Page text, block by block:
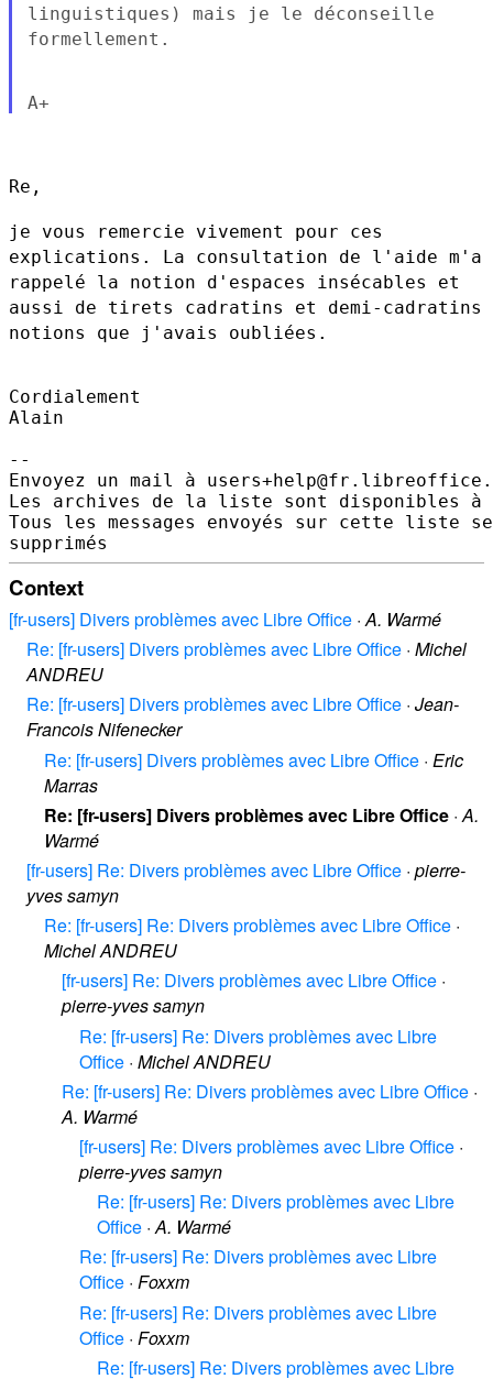
linguistiques) mais je le déconseille
formellement.
Re,
je vous remercie vivement pour ces
explications. La consultation de l'aide m'a
rappelé la notion d'espaces insécables et
aussi de tirets cadratins et demi-cadratins
notions que j'avais oubliées.
Cordialement
Alain
--
Envoyez un mail à
Les archives de la liste sont disponibles à
Tous les messages envoyés sur cette liste
Context
[fr-users] Divers problèmes avec Libre Office ·A. Warmé
Re: [fr-users] Divers problèmes avec Libre Office · Michel
ANDREU
Re: [fr-users] Divers problèmes avec Libre Office · Jean-
Francois Nifenecker
Re: [fr-users] Divers problèmes avec Libre Office · Eric
Marras
Re: [fr-users] Divers problèmes avec Libre Office ·A.
Warmé
[fr-users] Re: Divers problèmes avec Libre Office · pierre-
yves samyn
Re: [fr-users] Re: Divers problèmes avec Libre Office ·
Michel ANDREU
[fr-users] Re: Divers problèmes avec Libre Office ·
pierre-yves samyn
Re: [fr-users] Re: Divers problèmes avec Libre
Office · Michel ANDREU
Re: [fr-users] Re: Divers problèmes avec Libre Office ·
A. Warmé
[fr-users] Re: Divers problèmes avec Libre Office ·
pierre-yves samyn
Re: [fr-users] Re: Divers problèmes avec Libre
Office ·A. Warmé
Re: [fr-users] Re: Divers problèmes avec Libre
Office · Foxxm
Re: [fr-users] Re: Divers problèmes avec Libre
Office · Foxxm
Re: [fr-users] Re: Divers problèmes avec Libre